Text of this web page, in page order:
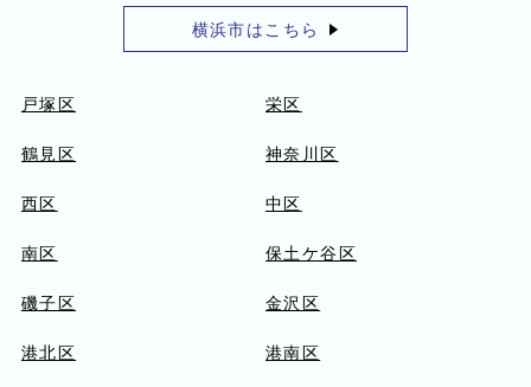
横浜市はこちら
戸塚区 栄区
鶴見区 神奈川区
西区 中区
南区 保土ケ谷区
磯子区 金沢区
港北区 港南区